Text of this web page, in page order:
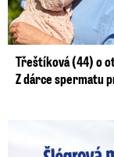
Třeštíková (44) o
Z dárce spermatu
Lucie Šlégrová